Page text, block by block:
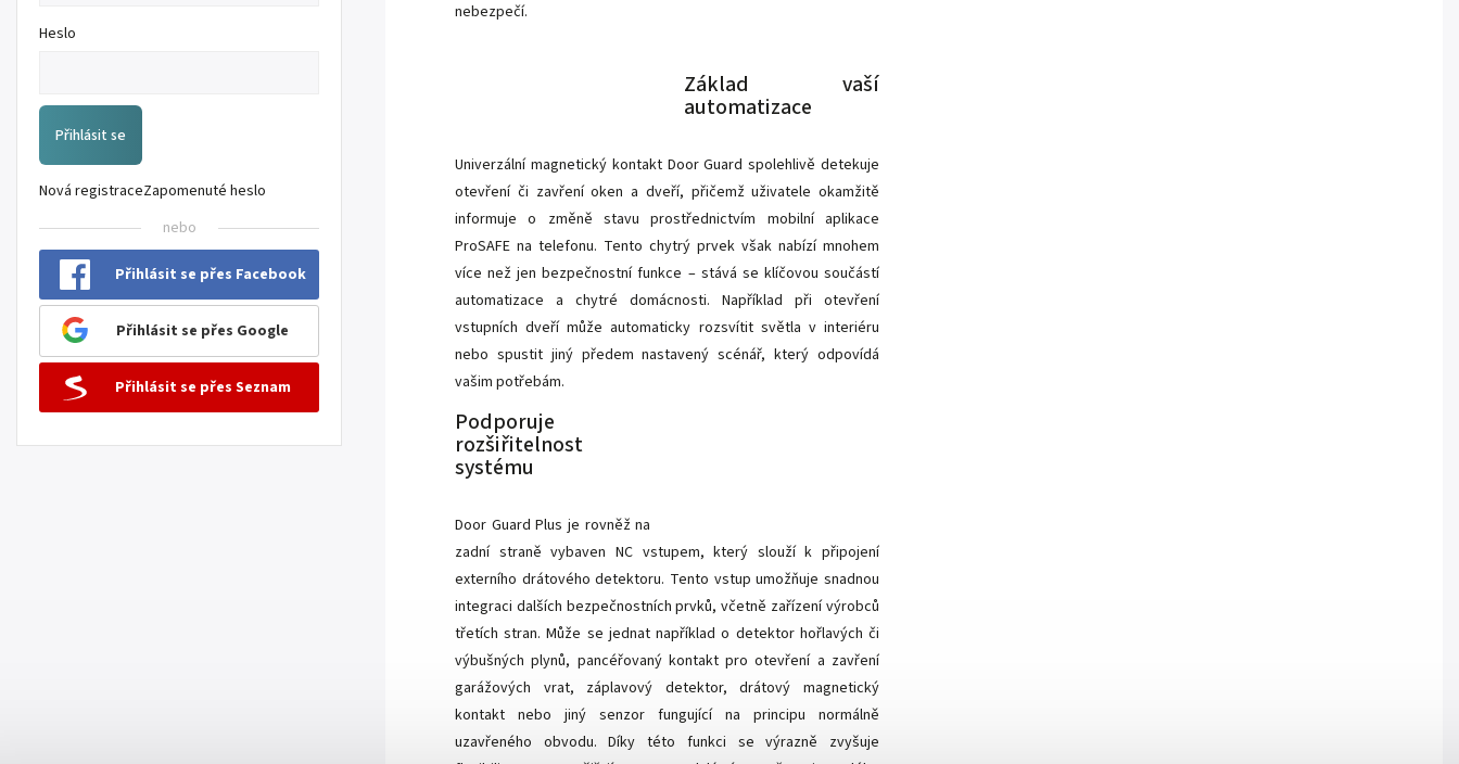
Heslo
Přihlásit se
Nová registraceZapomenuté heslo
nebo
Přihlásit se přes Facebook
Přihlásit se přes Google
Přihlásit se přes Seznam
nebezpečí.
Základ vaší
automatizace
Univerzální magnetický kontakt Door Guard spolehlivě detekuje
otevření či zavření oken a dveří, přičemž uživatele okamžitě
informuje o změně stavu prostřednictvím mobilní aplikace
ProSAFE na telefonu. Tento chytrý prvek však nabízí mnohem
více než jen bezpečnostní funkce – stává se klíčovou součástí
automatizace a chytré domácnosti. Například při otevření
vstupních dveří může automaticky rozsvítit světla v interiéru
nebo spustit jiný předem nastavený scénář, který odpovídá
vašim potřebám.
Podporuje
rozšiřitelnost
systému
Door Guard Plus je rovněž na
zadní straně vybaven NC vstupem, který slouží k připojení
externího drátového detektoru. Tento vstup umožňuje snadnou
integraci dalších bezpečnostních prvků, včetně zařízení výrobců
třetích stran. Může se jednat například o detektor hořlavých či
výbušných plynů, pancéřovaný kontakt pro otevření a zavření
garážových vrat, záplavový detektor, drátový magnetický
kontakt nebo jiný senzor fungující na principu normálně
uzavřeného obvodu. Díky této funkci se výrazně zvyšuje